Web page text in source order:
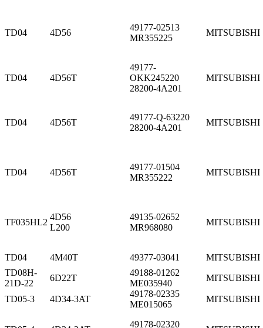
TD04 4D56
49177-02513
MR355225
MITSUBISHI
TD04 4D56T
49177-
OKK245220
28200-4A201
MITSUBISHI
TD04 4D56T
49177-Q-63220
28200-4A201
MITSUBISHI
TD04 4D56T
49177-01504
MR355222
MITSUBISHI
TF035HL2
4D56
L200
49135-02652
MR968080
MITSUBISHI
TD04 4M40T 49377-03041
MITSUBISHI
TD08H-
21D-22
6D22T
49188-01262
ME035940
MITSUBISHI
TD05-3 4D34-3AT
49178-02335
ME015065
MITSUBISHI
49178-02320